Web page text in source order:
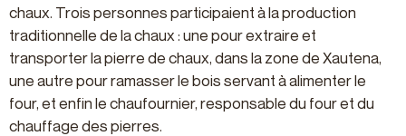
chaux. Trois personnes participaient à la production
traditionnelle de la chaux : une pour extraire et
transporter la pierre de chaux, dans la zone de Xautena,
une autre pour ramasser le bois servant à alimenter le
four, et enfin le chaufournier, responsable du four et du
chauffage des pierres.